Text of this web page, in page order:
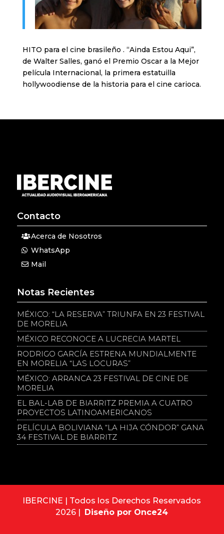
HITO para el cine brasileño . “Ainda Estou Aqui”,
de Walter Salles, ganó el Premio Oscar a la Mejor
película Internacional, la primera estatuilla
hollywoodiense de la historia para el cine carioca.
Contacto
Acerca de Nosotros
WhatsApp
Mail
Notas Recientes
MÉXICO: “LA RESERVA” TRIUNFA EN 23 FESTIVAL
DE MORELIA
MÉXICO RECONOCE A LUCRECIA MARTEL
RODRIGO GARCÍA ESTRENA MUNDIALMENTE
EN MORELIA “LAS LOCURAS”
MÉXICO: ARRANCA 23 FESTIVAL DE CINE DE
MORELIA
EL BAL-LAB DE BIARRITZ PREMIA A CUATRO
PROYECTOS LATINOAMERICANOS
PELÍCULA BOLIVIANA “LA HIJA CÓNDOR” GANA
34 FESTIVAL DE BIARRITZ
IBERCINE | Todos los Derechos Reservados
2026 | Diseño por Once24